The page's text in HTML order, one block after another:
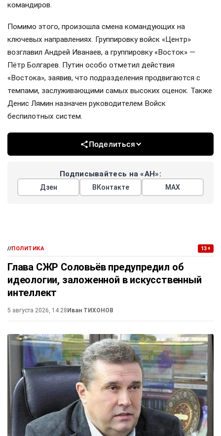
командиров.
Помимо этого, произошла смена командующих на
ключевых направлениях. Группировку войск «Центр»
возглавил Андрей Иванаев, а группировку «Восток» —
Пётр Болгарев. Путин особо отметил действия
«Востока», заявив, что подразделения продвигаются с
темпами, заслуживающими самых высоких оценок. Также
Денис Лямин назначен руководителем Войск
беспилотных систем.
Поделиться
Подписывайтесь на «АН»:
Дзен ВКонтакте МАХ
//ПОЛИТИКА 13+
Глава СЖР Соловьёв предупредил об
идеологии, заложенной в искусственный
интеллект
5 августа 2026, 14:28 Иван ТИХОНОВ